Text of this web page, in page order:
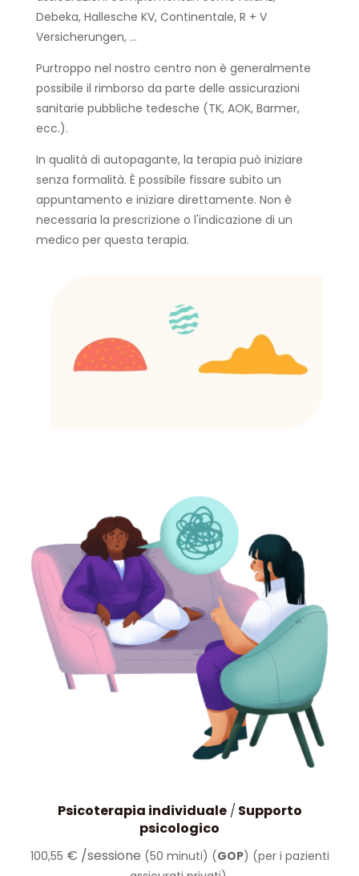
Debeka, Hallesche KV, Continentale, R + V
Versicherungen, …
Purtroppo nel nostro centro non è generalmente
possibile il rimborso da parte delle assicurazioni
sanitarie pubbliche tedesche (TK, AOK, Barmer,
ecc.).
In qualità di autopagante, la terapia può iniziare
senza formalità. È possibile fissare subito un
appuntamento e iniziare direttamente. Non è
necessaria la prescrizione o l'indicazione di un
medico per questa terapia.
Psicoterapia individuale/ Supporto
psicologico
100,55 € /sessione (50 minuti) (GOP) (per i pazienti